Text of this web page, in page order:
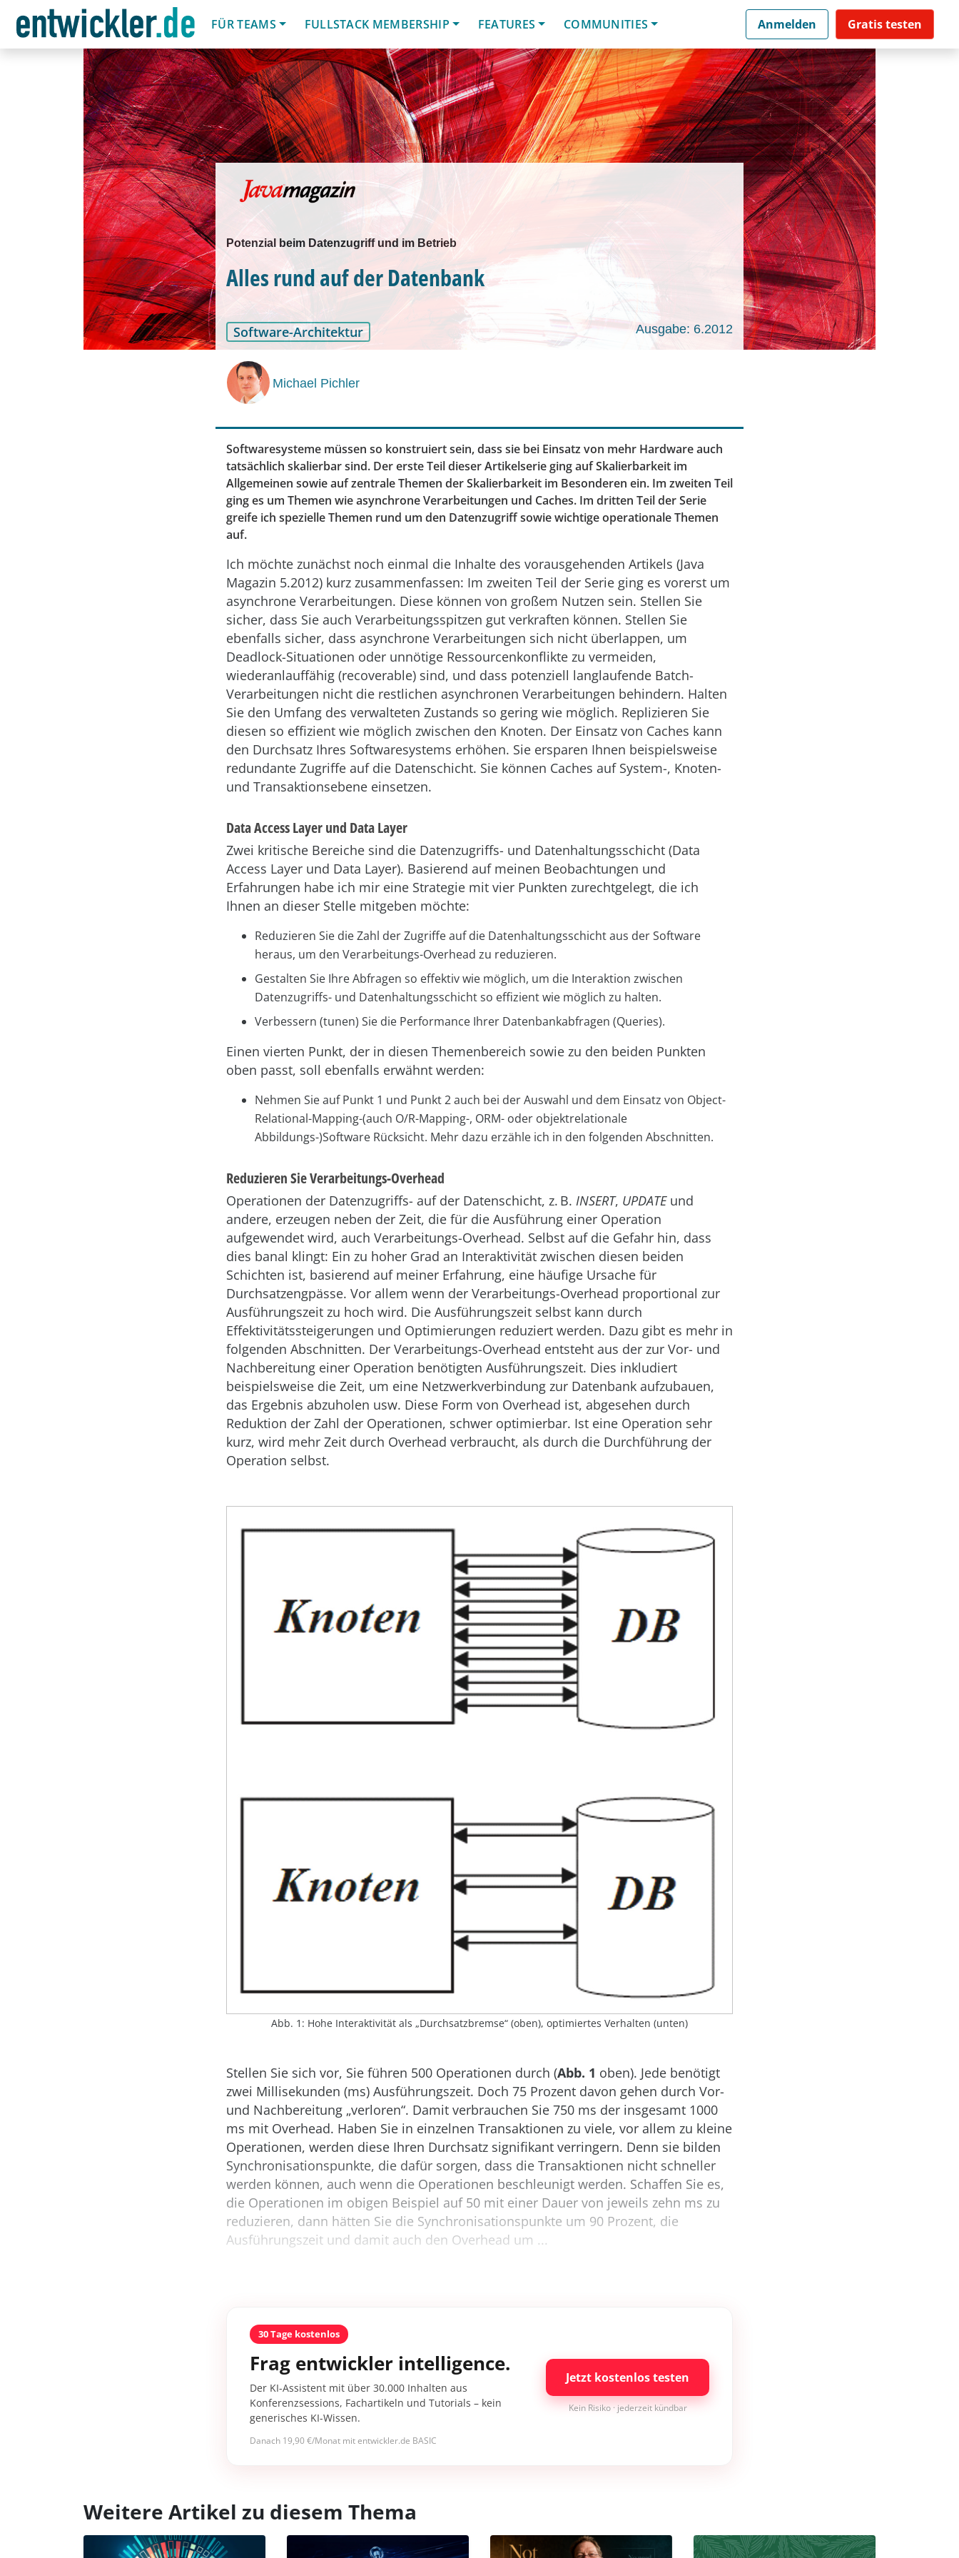
FÜR TEAMS
FULLSTACK MEMBERSHIP FEATURES COMMUNITIES Anmelden Gratis testen
Potenzial beim Datenzugriff und im Betrieb
Alles rund auf der Datenbank
Software-Architektur Ausgabe: 6.2012
Michael Pichler
Softwaresysteme müssen so konstruiert sein, dass sie bei Einsatz von mehr Hardware auch
tatsächlich skalierbar sind. Der erste Teil dieser Artikelserie ging auf Skalierbarkeit im
Allgemeinen sowie auf zentrale Themen der Skalierbarkeit im Besonderen ein. Im zweiten Teil
ging es um Themen wie asynchrone Verarbeitungen und Caches. Im dritten Teil der Serie
greife ich spezielle Themen rund um den Datenzugriff sowie wichtige operationale Themen
auf.
Ich möchte zunächst noch einmal die Inhalte des vorausgehenden Artikels (Java
Magazin 5.2012) kurz zusammenfassen: Im zweiten Teil der Serie ging es vorerst um
asynchrone Verarbeitungen. Diese können von großem Nutzen sein. Stellen Sie
sicher, dass Sie auch Verarbeitungsspitzen gut verkraften können. Stellen Sie
ebenfalls sicher, dass asynchrone Verarbeitungen sich nicht überlappen, um
Deadlock-Situationen oder unnötige Ressourcenkonflikte zu vermeiden,
wiederanlauffähig (recoverable) sind, und dass potenziell langlaufende Batch-
Verarbeitungen nicht die restlichen asynchronen Verarbeitungen behindern. Halten
Sie den Umfang des verwalteten Zustands so gering wie möglich. Replizieren Sie
diesen so effizient wie möglich zwischen den Knoten. Der Einsatz von Caches kann
den Durchsatz Ihres Softwaresystems erhöhen. Sie ersparen Ihnen beispielsweise
redundante Zugriffe auf die Datenschicht. Sie können Caches auf System-, Knoten-
und Transaktionsebene einsetzen.
Data Access Layer und Data Layer
Zwei kritische Bereiche sind die Datenzugriffs- und Datenhaltungsschicht (Data
Access Layer und Data Layer). Basierend auf meinen Beobachtungen und
Erfahrungen habe ich mir eine Strategie mit vier Punkten zurechtgelegt, die ich
Ihnen an dieser Stelle mitgeben möchte:
Reduzieren Sie die Zahl der Zugriffe auf die Datenhaltungsschicht aus der Software
heraus, um den Verarbeitungs-Overhead zu reduzieren.
Gestalten Sie Ihre Abfragen so effektiv wie möglich, um die Interaktion zwischen
Datenzugriffs- und Datenhaltungsschicht so effizient wie möglich zu halten.
Verbessern (tunen) Sie die Performance Ihrer Datenbankabfragen (Queries).
Einen vierten Punkt, der in diesen Themenbereich sowie zu den beiden Punkten
oben passt, soll ebenfalls erwähnt werden:
Nehmen Sie auf Punkt 1 und Punkt 2 auch bei der Auswahl und dem Einsatz von Object-
Relational-Mapping-(auch O/R-Mapping-, ORM- oder objekt­relationale
Abbildungs-)Software Rücksicht. Mehr dazu erzähle ich in den folgenden Abschnitten.
Reduzieren Sie Verarbeitungs-Overhead
Operationen der Datenzugriffs- auf der Datenschicht, z. B. INSERT, UPDATEund
andere, erzeugen neben der Zeit, die für die Ausführung einer Operation
aufgewendet wird, auch Verarbeitungs-Overhead. Selbst auf die Gefahr hin, dass
dies banal klingt: Ein zu hoher Grad an Interaktivität zwischen diesen beiden
Schichten ist, basierend auf meiner Erfahrung, eine häufige Ursache für
Durchsatzengpässe. Vor allem wenn der Verarbeitungs-Overhead proportional zur
Ausführungszeit zu hoch wird. Die Ausführungszeit selbst kann durch
Effektivitätssteigerungen und Optimierungen reduziert werden. Dazu gibt es mehr in
folgenden Abschnitten. Der Verarbeitungs-Overhead entsteht aus der zur Vor- und
Nachbereitung einer Operation benötigten Ausführungszeit. Dies inkludiert
beispielsweise die Zeit, um eine Netzwerkverbindung zur Datenbank aufzubauen,
das Ergebnis abzuholen usw. Diese Form von Overhead ist, abgesehen durch
Reduktion der Zahl der Operationen, schwer optimierbar. Ist eine Operation sehr
kurz, wird mehr Zeit durch Overhead verbraucht, als durch die Durchführung der
Operation selbst.
Abb. 1: Hohe Interaktivität als „Durchsatzbremse“ (oben), optimiertes Verhalten (unten)
Stellen Sie sich vor, Sie führen 500 Operationen durch (Abb. 1 oben). Jede benötigt
zwei Millisekunden (ms) Ausführungszeit. Doch 75 Prozent davon gehen durch Vor-
und Nachbereitung „verloren“. Damit verbrauchen Sie 750 ms der insgesamt 1000
ms mit Overhead. Haben Sie in einzelnen Transaktionen zu viele, vor allem zu kleine
Operationen, werden diese Ihren Durchsatz signifikant verringern. Denn sie bilden
Synchronisationspunkte, die dafür sorgen, dass die Transaktionen nicht schneller
werden können, auch wenn die Operationen beschleunigt werden. Schaffen Sie es,
die Operationen im obigen Beispiel auf 50 mit einer Dauer von jeweils zehn ms zu
reduzieren, dann hätten Sie die Synchronisationspunkte um 90 Prozent, die
Ausführungszeit und damit auch den Overhead um ...
30 Tage kostenlos
Frag entwickler intelligence.
Der KI-Assistent mit über 30.000 Inhalten aus
Konferenzsessions, Fachartikeln und Tutorials – kein
generisches KI-Wissen.
Danach 19,90 €/Monat mit entwickler.de BASIC
Jetzt kostenlos testen
Kein Risiko · jederzeit kündbar
Weitere Artikel zu diesem Thema